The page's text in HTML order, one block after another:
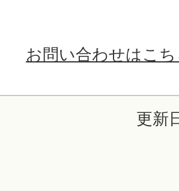
お問い合わせはこ
更新